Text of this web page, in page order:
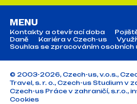
MENU
Kontakty a otevírací doba
Daně
Kariéra v Czech-us
Souhlas se zpracováním osobních
© 2003-2026, Czech-us, v.o.s.,
Travel, s. r. o., Czech-us Studium v
Czech-us Práce v zahraničí, s.r.o.,
Cookies